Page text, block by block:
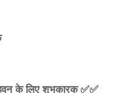
के लिए शुभकारक ✅✅